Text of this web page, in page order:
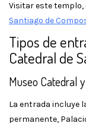
Visitar este templo,
Santiago de
Tipos de
Catedral de
Museo Catedral
La entrada incluye
permanente,